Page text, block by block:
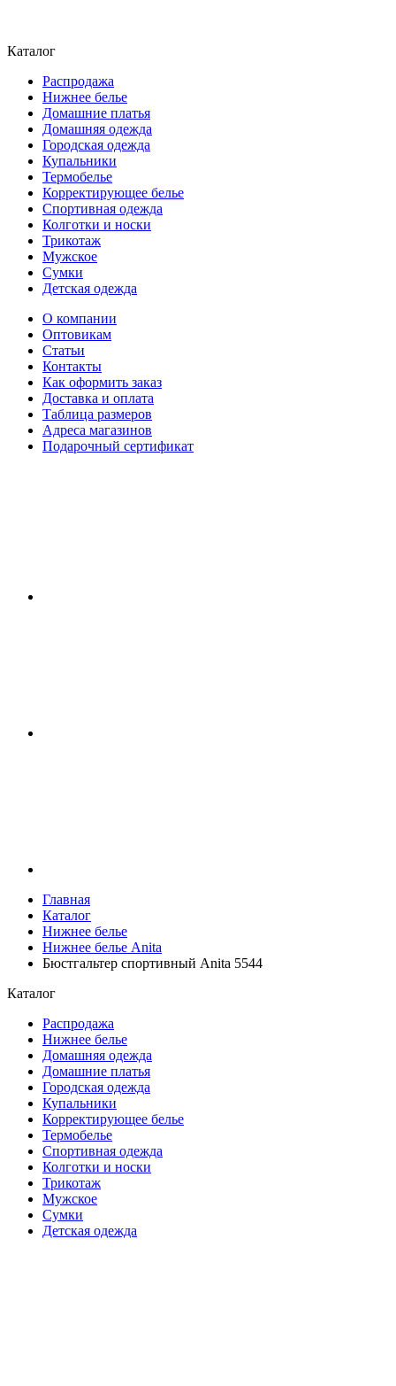
Каталог
Распродажа
Нижнее белье
Домашние платья
Домашняя одежда
Городская одежда
Купальники
Термобелье
Корректирующее белье
Спортивная одежда
Колготки и носки
Трикотаж
Мужское
Сумки
Детская одежда
О компании
Оптовикам
Статьи
Контакты
Как оформить заказ
Доставка и оплата
Таблица размеров
Адреса магазинов
Подарочный сертификат
Главная
Каталог
Нижнее белье
Нижнее белье Anita
Бюстгальтер спортивный Anita 5544
Каталог
Распродажа
Нижнее белье
Домашняя одежда
Домашние платья
Городская одежда
Купальники
Корректирующее белье
Термобелье
Спортивная одежда
Колготки и носки
Трикотаж
Мужское
Сумки
Детская одежда